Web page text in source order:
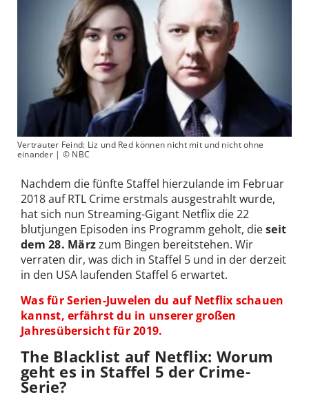
Vertrauter Feind: Liz und Red können nicht mit und nicht ohne
einander | © NBC
Nachdem die fünfte Staffel hierzulande im Februar
2018 auf RTL Crime erstmals ausgestrahlt wurde,
hat sich nun Streaming-Gigant Netflix die 22
blutjungen Episoden ins Programm geholt, dieseit
dem 28. Märzzum Bingen bereitstehen. Wir
verraten dir, was dich in Staffel 5 und in der derzeit
in den USA laufenden Staffel 6 erwartet.
Was für Serien-Juwelen du auf Netflix schauen
kannst, erfährst du in unserer großen
Jahresübersicht für 2019.
The Blacklist auf Netflix: Worum
geht es in Staffel 5 der Crime-
Serie?